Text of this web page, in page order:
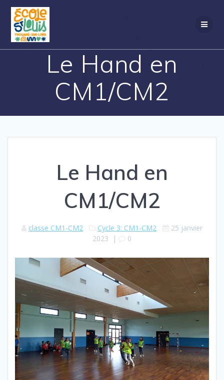
Le Hand en
CM1/CM2
Le Hand en
CM1/CM2
classe CM1-CM2 Cycle 3: CM1-CM2
25 janvier
2023 | 0